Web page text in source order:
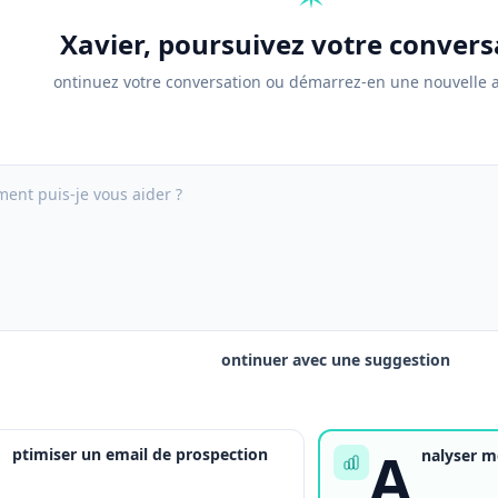
Xavier, poursuivez votre
ontinuez votre conversation ou démarrez-en une nouvelle
puis-je vous aider ?
ontinuer avec une suggestion
ptimiser un email de prospection A nalyser